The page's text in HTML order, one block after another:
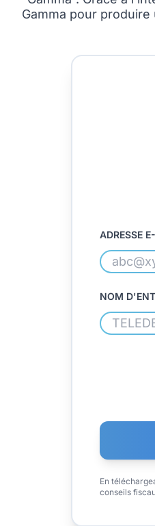
Gamma pour
ADRESSE
NOM
En
conseils